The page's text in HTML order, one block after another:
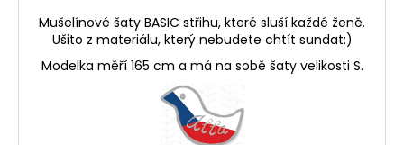
Mušelínové šaty BASIC střihu, které sluší každé ženě.
Ušito z materiálu, který nebudete chtít sundat:)
Modelka měří 165 cm a má na sobě šaty velikosti S.